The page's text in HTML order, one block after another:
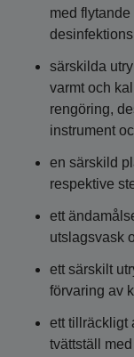
med
särskilda
varmt och
rengöring,
instrument
en särskild
respektive
ett
utslagsvask
ett särskilt
förvaring av
ett tillräckligt
tvättställ